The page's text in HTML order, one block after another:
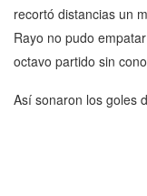
recortó distancias un
Rayo no pudo
octavo partido sin
Así sonaron los goles